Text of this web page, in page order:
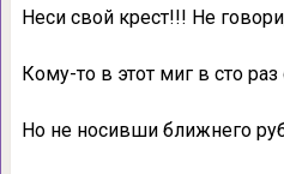
Неси свой крест!!! Не
Кому-то в этот миг в сто
Но не носивши ближнего